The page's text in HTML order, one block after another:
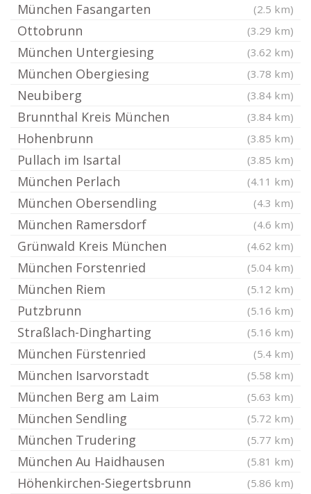
München Fasangarten (2.5 km)
Ottobrunn (3.29 km)
München Untergiesing (3.62 km)
München Obergiesing (3.78 km)
Neubiberg (3.84 km)
Brunnthal Kreis München (3.84 km)
Hohenbrunn (3.85 km)
Pullach im Isartal (3.85 km)
München Perlach (4.11 km)
München Obersendling (4.3 km)
München Ramersdorf (4.6 km)
Grünwald Kreis München (4.62 km)
München Forstenried (5.04 km)
München Riem (5.12 km)
Putzbrunn (5.16 km)
Straßlach-Dingharting (5.16 km)
München Fürstenried (5.4 km)
München Isarvorstadt (5.58 km)
München Berg am Laim (5.63 km)
München Sendling (5.72 km)
München Trudering (5.77 km)
München Au Haidhausen (5.81 km)
Höhenkirchen-Siegertsbrunn (5.86 km)